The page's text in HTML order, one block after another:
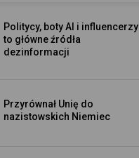
Politycy, boty AI i influencerzy
to główne źródła
dezinformacji
Przyrównał Unię do
nazistowskich Niemiec